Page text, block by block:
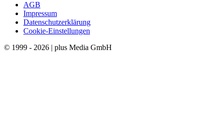
AGB
Impressum
Datenschutzerklärung
Cookie-Einstellungen
© 1999 - 2026 | plus Media GmbH